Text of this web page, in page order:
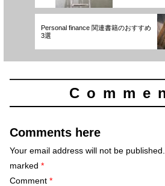
Personal finance 関連書籍のおすすめ
3選
Comments here
Your email address will not be published.
marked *
Comment *